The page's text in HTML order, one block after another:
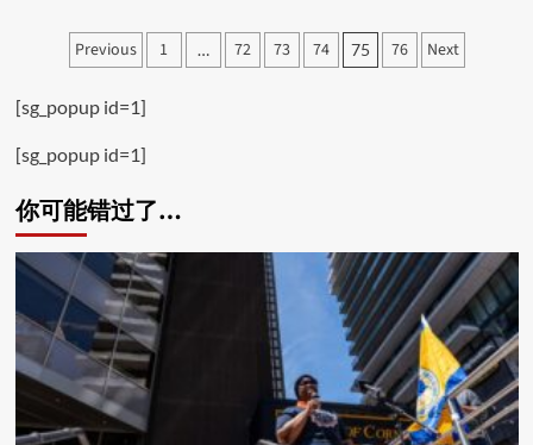
Posts
pagination
Previous 1 … 72 73 74 75 76 Next
[sg_popup id=1]
[sg_popup id=1]
你可能错过了…